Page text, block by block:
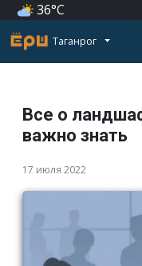
36°C
Таганрог
Все о
важно знать
17 июля 2022